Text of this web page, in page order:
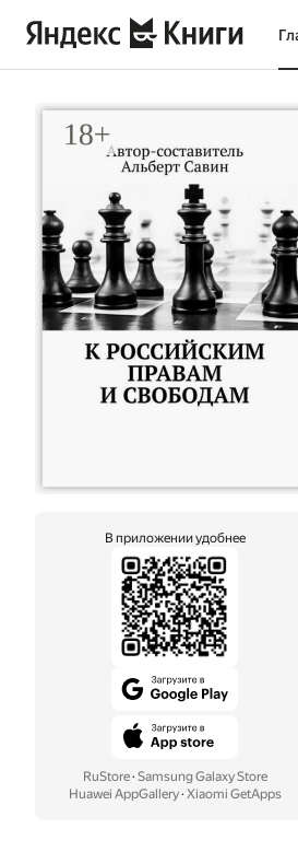
В приложении удобнее
RuStore· Samsung Galaxy Store
Huawei AppGallery· Xiaomi GetApps